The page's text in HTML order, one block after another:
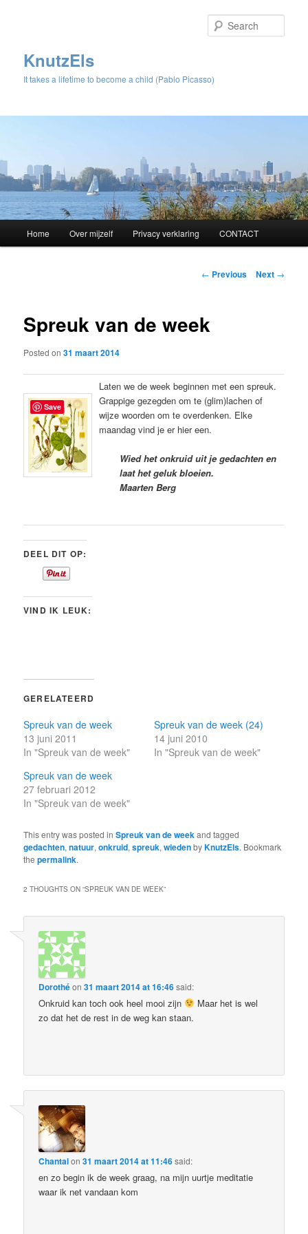
KnutzEls
It takes a lifetime to become a child (Pablo Picasso)
Skip
content
Home Over mijzelf Privacy verklaring CONTACT
Post
← Previous Next →
Spreuk van de week
Posted on31 maart 2014
Laten we de week beginnen met een spreuk.
Grappige gezegden om te (glim)lachen of
wijze woorden om te overdenken. Elke
maandag vind je er hier een.
Wied het onkruid uit je gedachten en
laat het geluk bloeien.
Maarten Berg
DEEL DIT OP:
VIND IK LEUK:
GERELATEERD
Spreuk van de week
13 juni 2011
In "Spreuk van de week"
Spreuk van de week (24)
14 juni 2010
In "Spreuk van de week"
Spreuk van de week
27 februari 2012
In "Spreuk van de week"
This entry was posted inSpreuk van de weekand tagged
gedachten,natuur,onkruid,spreuk,wiedenbyKnutzEls. Bookmark
thepermalink.
2 THOUGHTS ON “SPREUK VAN DE WEEK”
Dorothéon31 maart 2014 at 16:46said:
Onkruid kan toch ook heel mooi zijn
Maar het is wel
zo dat het de rest in de weg kan staan.
Chantalon31 maart 2014 at 11:46said:
en zo begin ik de week graag, na mijn uurtje meditatie
waar ik net vandaan kom
Save